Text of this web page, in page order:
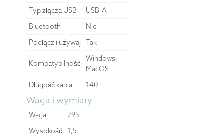
Typ złącza USB
USB-A
Bluetooth
Nie
Podłącz i używaj Tak
Kompatybilność
Windows,
MacOS
Długość kabla
140
Waga i wymiary
Waga
295
Wysokość
1,5